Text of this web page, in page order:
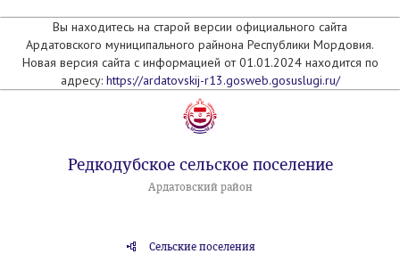
Вы находитесь на старой версии официального сайта
Ардатовского муниципального райнона Республики Мордовия.
Новая версия сайта с информацией от 01.01.2024 находится по
адресу: https://ardatovskij-r13.gosweb.gosuslugi.ru/
Редкодубское сельское поселение
Ардатовский район
Сельские поселения